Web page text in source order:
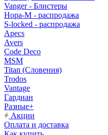
Vanger - Блистеры
Нора-М - распродажа
S-locked - распродажа
Apecs
Avers
Code Deco
MSM
Titan (Словения)
Trodos
Vantage
Гардиан
Разные+
Акции
Оплата и доставка